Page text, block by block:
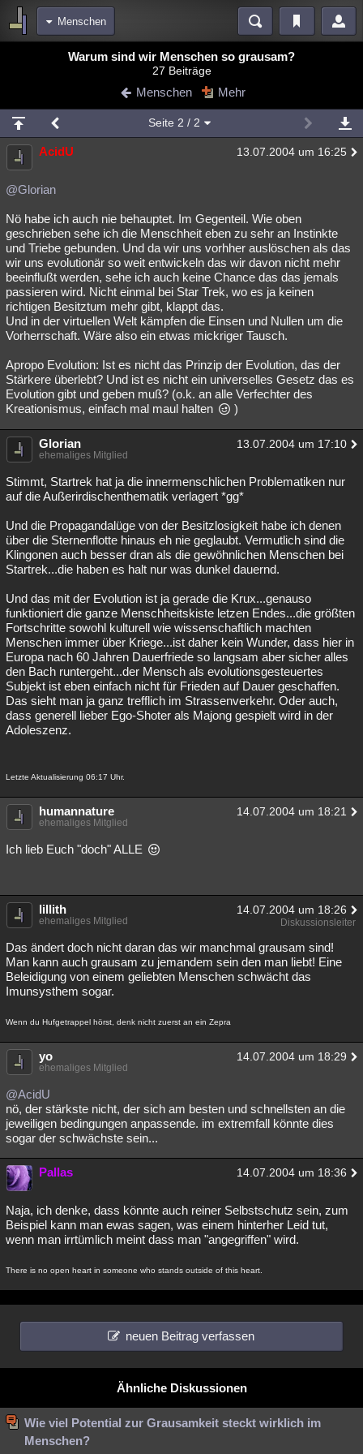
Menschen
Blogs
Chat Wiki Neuigkeiten
meine Rubriken
Menschen Mystery Kriminalfälle
Spiritualität
Natur Umfragen Unterhaltung
weitere Rubriken
Philosophie Träume Orte Esoterik Literatur
Astronomie Helpdesk Gruppen Gaming Filme
Musik Clash Verbesserungen Allmystery
Besucht Teilgenommen Alle Neue Geschlossen
Lesenswert Schlüsselwörter
Warum sind wir Menschen so grausam?
27 Beiträge
Menschen Mehr
Seite 2 / 2
AcidU 13.07.2004 um 16:25
@Glorian
Nö habe ich auch nie behauptet. Im Gegenteil. Wie oben
geschrieben sehe ich die Menschheit eben zu sehr an Instinkte
und Triebe gebunden. Und da wir uns vorhher auslöschen als das
wir uns evolutionär so weit entwickeln das wir davon nicht mehr
beeinflußt werden, sehe ich auch keine Chance das das jemals
passieren wird. Nicht einmal bei Star Trek, wo es ja keinen
richtigen Besitztum mehr gibt, klappt das.
Und in der virtuellen Welt kämpfen die Einsen und Nullen um die
Vorherrschaft. Wäre also ein etwas mickriger Tausch.
Apropo Evolution: Ist es nicht das Prinzip der Evolution, das der
Stärkere überlebt? Und ist es nicht ein universelles Gesetz das es
Evolution gibt und geben muß? (o.k. an alle Verfechter des
Kreationismus, einfach mal maul halten
)
Glorian 13.07.2004 um 17:10
ehemaliges Mitglied
Stimmt, Startrek hat ja die innermenschlichen Problematiken nur
auf die Außerirdischenthematik verlagert *gg*
Und die Propagandalüge von der Besitzlosigkeit habe ich denen
über die Sternenflotte hinaus eh nie geglaubt. Vermutlich sind die
Klingonen auch besser dran als die gewöhnlichen Menschen bei
Startrek...die haben es halt nur was dunkel dauernd.
Und das mit der Evolution ist ja gerade die Krux...genauso
funktioniert die ganze Menschheitskiste letzen Endes...die größten
Fortschritte sowohl kulturell wie wissenschaftlich machten
Menschen immer über Kriege...ist daher kein Wunder, dass hier in
Europa nach 60 Jahren Dauerfriede so langsam aber sicher alles
den Bach runtergeht...der Mensch als evolutionsgesteuertes
Subjekt ist eben einfach nicht für Frieden auf Dauer geschaffen.
Das sieht man ja ganz trefflich im Strassenverkehr. Oder auch,
dass generell lieber Ego-Shoter als Majong gespielt wird in der
Adoleszenz.
Letzte Aktualisierung 06:17 Uhr.
humannature 14.07.2004 um 18:21
ehemaliges Mitglied
Ich lieb Euch "doch" ALLE
lillith 14.07.2004 um 18:26
ehemaliges Mitglied Diskussionsleiter
Das ändert doch nicht daran das wir manchmal grausam sind!
Man kann auch grausam zu jemandem sein den man liebt! Eine
Beleidigung von einem geliebten Menschen schwächt das
Imunsysthem sogar.
Wenn du Hufgetrappel hörst, denk nicht zuerst an ein Zepra
yo 14.07.2004 um 18:29
ehemaliges Mitglied
@AcidU
nö, der stärkste nicht, der sich am besten und schnellsten an die
jeweiligen bedingungen anpassende. im extremfall könnte dies
sogar der schwächste sein...
Pallas 14.07.2004 um 18:36
Naja, ich denke, dass könnte auch reiner Selbstschutz sein, zum
Beispiel kann man ewas sagen, was einem hinterher Leid tut,
wenn man irrtümlich meint dass man "angegriffen" wird.
There is no open heart in someone who stands outside of this heart.
neuen Beitrag verfassen
Ähnliche Diskussionen
Wie viel Potential zur Grausamkeit steckt wirklich im
Menschen?